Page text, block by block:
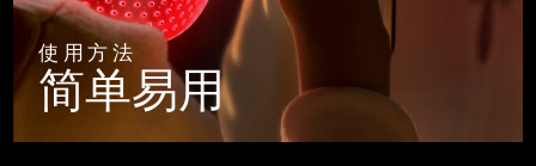
使用方法
简单易用